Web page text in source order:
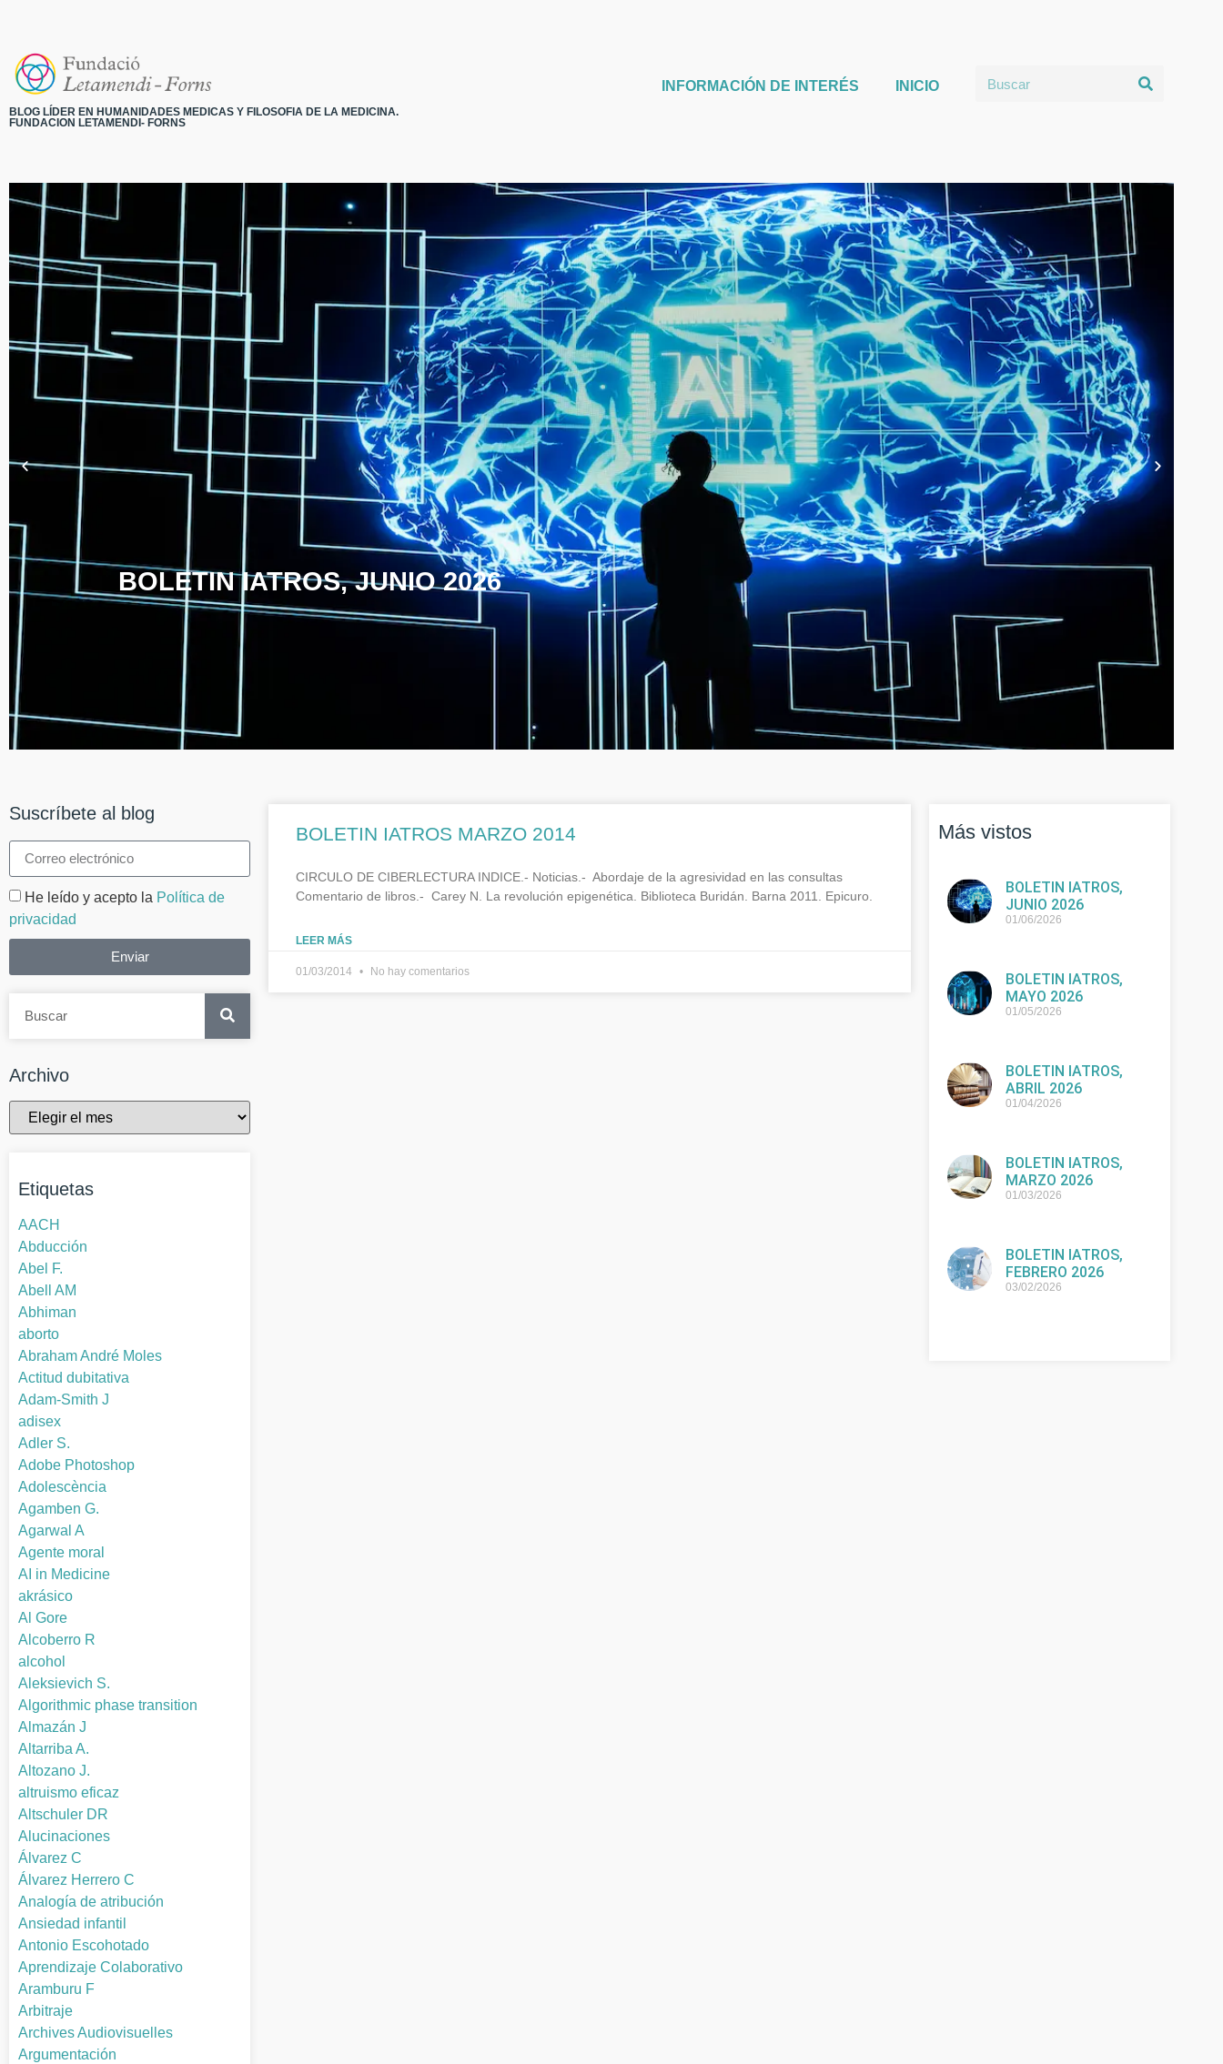
BLOG LÍDER EN HUMANIDADES MEDICAS Y FILOSOFIA DE LA MEDICINA.
FUNDACION LETAMENDI- FORNS
INFORMACIÓN DE INTERÉS INICIO
BOLETIN IATROS, JUNIO 2026
Suscríbete al blog
He leído y acepto la Política de
privacidad
Enviar
Archivo
Etiquetas
AACH
Abducción
Abel F.
Abell AM
Abhiman
aborto
Abraham André Moles
Actitud dubitativa
Adam-Smith J
adisex
Adler S.
Adobe Photoshop
Adolescència
Agamben G.
Agarwal A
Agente moral
AI in Medicine
akrásico
Al Gore
Alcoberro R
alcohol
Aleksievich S.
Algorithmic phase transition
Almazán J
Altarriba A.
Altozano J.
altruismo eficaz
Altschuler DR
Alucinaciones
Álvarez C
Álvarez Herrero C
Analogía de atribución
Ansiedad infantil
Antonio Escohotado
Aprendizaje Colaborativo
Aramburu F
Arbitraje
Archives Audiovisuelles
Argumentación
BOLETIN IATROS MARZO 2014
CIRCULO DE CIBERLECTURA INDICE.- Noticias.- Abordaje de la agresividad en las consultas
Comentario de libros.- Carey N. La revolución epigenética. Biblioteca Buridán. Barna 2011. Epicuro.
LEER MÁS
01/03/2014 No hay comentarios
Más vistos
BOLETIN IATROS,
JUNIO 2026
01/06/2026
BOLETIN IATROS,
MAYO 2026
01/05/2026
BOLETIN IATROS,
ABRIL 2026
01/04/2026
BOLETIN IATROS,
MARZO 2026
01/03/2026
BOLETIN IATROS,
FEBRERO 2026
03/02/2026